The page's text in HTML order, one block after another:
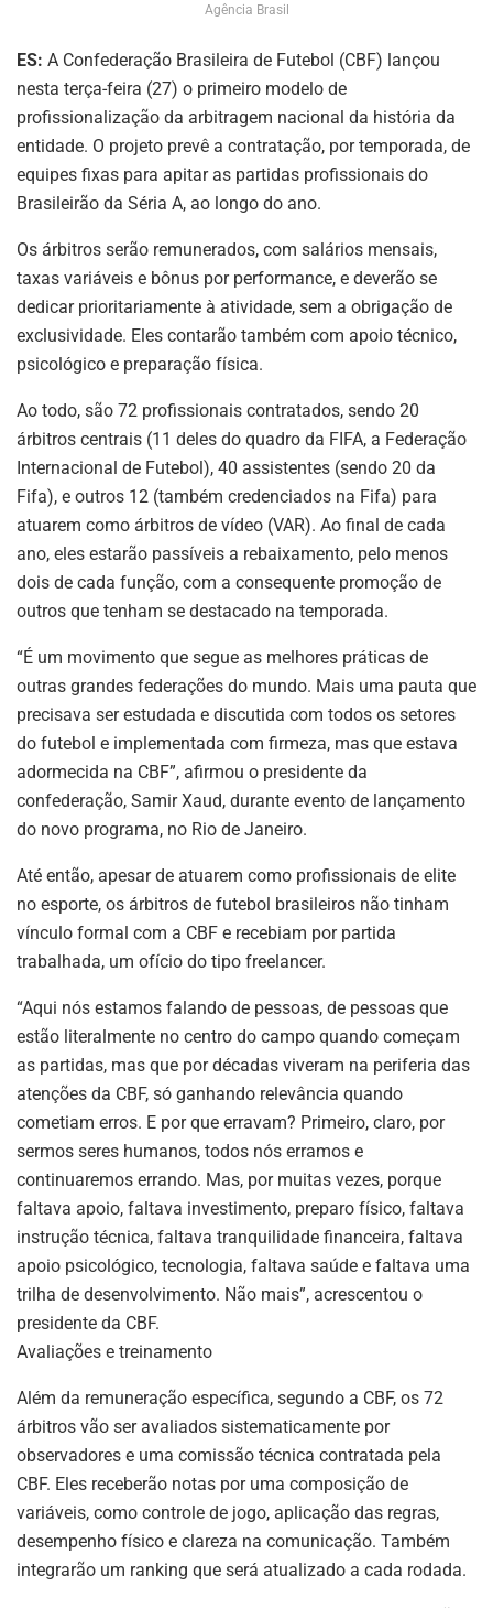
Agência Brasil
ES: A Confederação Brasileira de Futebol (CBF) lançou
nesta terça-feira (27) o primeiro modelo de
profissionalização da arbitragem nacional da história da
entidade. O projeto prevê a contratação, por temporada, de
equipes fixas para apitar as partidas profissionais do
Brasileirão da Séria A, ao longo do ano.
Os árbitros serão remunerados, com salários mensais,
taxas variáveis e bônus por performance, e deverão se
dedicar prioritariamente à atividade, sem a obrigação de
exclusividade. Eles contarão também com apoio técnico,
psicológico e preparação física.
Ao todo, são 72 profissionais contratados, sendo 20
árbitros centrais (11 deles do quadro da FIFA, a Federação
Internacional de Futebol), 40 assistentes (sendo 20 da
Fifa), e outros 12 (também credenciados na Fifa) para
atuarem como árbitros de vídeo (VAR). Ao final de cada
ano, eles estarão passíveis a rebaixamento, pelo menos
dois de cada função, com a consequente promoção de
outros que tenham se destacado na temporada.
“É um movimento que segue as melhores práticas de
outras grandes federações do mundo. Mais uma pauta que
precisava ser estudada e discutida com todos os setores
do futebol e implementada com firmeza, mas que estava
adormecida na CBF”, afirmou o presidente da
confederação, Samir Xaud, durante evento de lançamento
do novo programa, no Rio de Janeiro.
Até então, apesar de atuarem como profissionais de elite
no esporte, os árbitros de futebol brasileiros não tinham
vínculo formal com a CBF e recebiam por partida
trabalhada, um ofício do tipo freelancer.
“Aqui nós estamos falando de pessoas, de pessoas que
estão literalmente no centro do campo quando começam
as partidas, mas que por décadas viveram na periferia das
atenções da CBF, só ganhando relevância quando
cometiam erros. E por que erravam? Primeiro, claro, por
sermos seres humanos, todos nós erramos e
continuaremos errando. Mas, por muitas vezes, porque
faltava apoio, faltava investimento, preparo físico, faltava
instrução técnica, faltava tranquilidade financeira, faltava
apoio psicológico, tecnologia, faltava saúde e faltava uma
trilha de desenvolvimento. Não mais”, acrescentou o
presidente da CBF.
Avaliações e treinamento
Além da remuneração específica, segundo a CBF, os 72
árbitros vão ser avaliados sistematicamente por
observadores e uma comissão técnica contratada pela
CBF. Eles receberão notas por uma composição de
variáveis, como controle de jogo, aplicação das regras,
desempenho físico e clareza na comunicação. Também
integrarão um ranking que será atualizado a cada rodada.